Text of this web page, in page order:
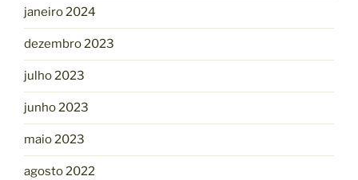
janeiro 2024
dezembro 2023
julho 2023
junho 2023
maio 2023
agosto 2022